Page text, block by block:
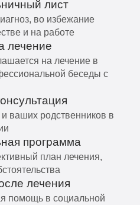
лист
во избежание
и на работе
лечение
на лечение в
беседы с
ваших родственников в
программа
план лечения,
лечения
помощь в социальной